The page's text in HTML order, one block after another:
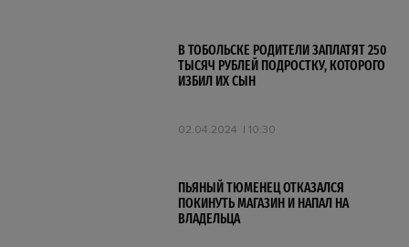
В ТОБОЛЬСКЕ РОДИТЕЛИ ЗАПЛАТЯТ 250
ТЫСЯЧ РУБЛЕЙ ПОДРОСТКУ, КОТОРОГО
ИЗБИЛ ИХ СЫН
02.04.2024 10:30
ПЬЯНЫЙ ТЮМЕНЕЦ ОТКАЗАЛСЯ
ПОКИНУТЬ МАГАЗИН И НАПАЛ НА
ВЛАДЕЛЬЦА